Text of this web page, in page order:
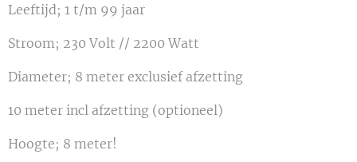
Leeftijd; 1 t/m 99 jaar
Stroom; 230 Volt // 2200 Watt
Diameter; 8 meter exclusief afzetting
10 meter incl afzetting (optioneel)
Hoogte; 8 meter!